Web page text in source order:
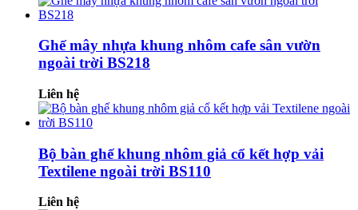
Ghế mây nhựa khung nhôm cafe sân vườn
ngoài trời BS218
Liên hệ
Bộ bàn ghế khung nhôm giả cổ kết hợp vải
Textilene ngoài trời BS110
Liên hệ